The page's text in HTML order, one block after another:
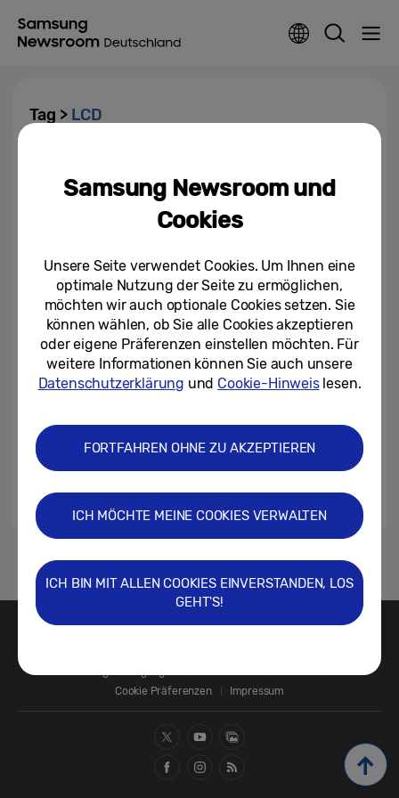
Tag > LCD
Händlernetzwerk aus
Cookie Präferenzen
Impressum
Samsung Newsroom und
Cookies
Unsere Seite verwendet Cookies. Um Ihnen eine
optimale Nutzung der Seite zu ermöglichen,
möchten wir auch optionale Cookies setzen. Sie
können wählen, ob Sie alle Cookies akzeptieren
oder eigene Präferenzen einstellen möchten. Für
weitere Informationen können Sie auch unsere
Datenschutzerklärung und Cookie-Hinweislesen.
FORTFAHREN OHNE ZU AKZEPTIEREN
ICH MÖCHTE MEINE COOKIES VERWALTEN
ICH BIN MIT ALLEN COOKIES EINVERSTANDEN, LOS
GEHT'S!